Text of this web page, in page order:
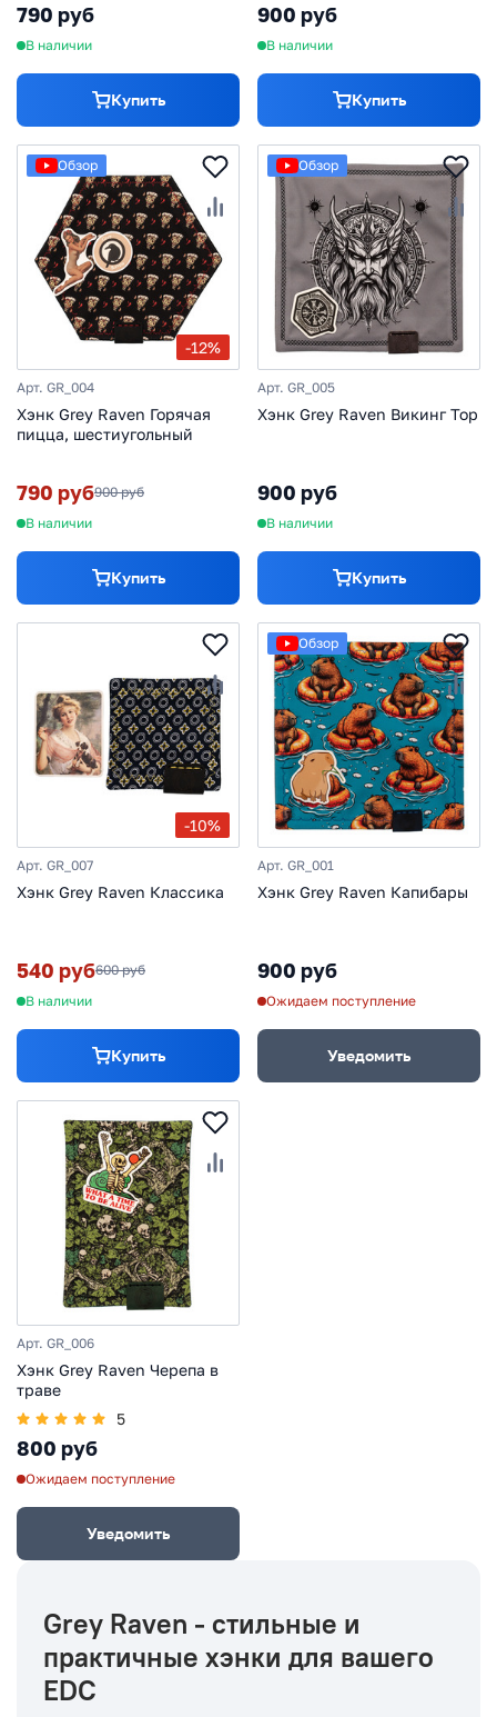
790 руб
В наличии
Купить
900 руб
В наличии
Купить
-12%
Обзор
Арт. GR_004
Хэнк Grey Raven Горячая
пицца, шестиугольный
790 руб900 руб
В наличии
Купить
Обзор
Арт. GR_005
Хэнк Grey Raven Викинг Тор
900 руб
В наличии
Купить
-10%
Арт. GR_007
Хэнк Grey Raven Классика
540 руб600 руб
В наличии
Купить
Обзор
Арт. GR_001
Хэнк Grey Raven Капибары
900 руб
Ожидаем поступление
Уведомить
Арт. GR_006
Хэнк Grey Raven Черепа в
траве
5
800 руб
Ожидаем поступление
Уведомить
Grey Raven - стильные и
практичные хэнки для вашего
EDC